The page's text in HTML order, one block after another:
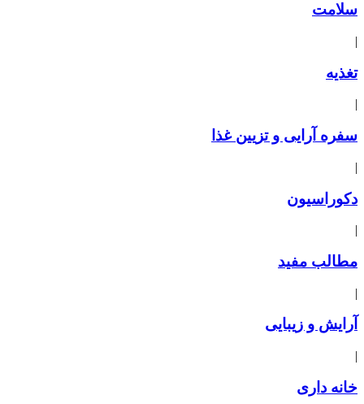
سلامت
|
تغذیه
|
سفره آرایی و تزیین غذا
|
دکوراسیون
|
مطالب مفید
|
آرایش و زیبایی
|
خانه داری